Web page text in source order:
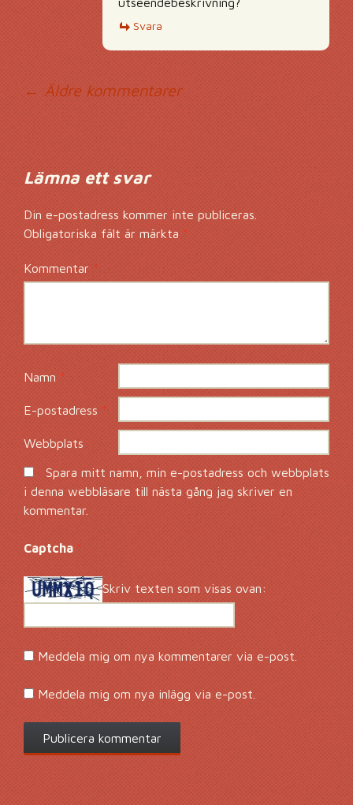
Svara
← Äldre kommentarer
Lämna ett svar
Din e-postadress kommer inte publiceras.
Obligatoriska fält är märkta *
Kommentar*
Namn*
E-postadress*
Webbplats
Spara mitt namn, min e-postadress och webbplats
i denna webbläsare till nästa gång jag skriver en
kommentar.
Captcha *
Skriv texten som visas ovan:
Meddela mig om nya kommentarer via e-post.
Meddela mig om nya inlägg via e-post.